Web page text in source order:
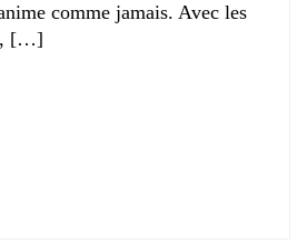
comme jamais. Avec les